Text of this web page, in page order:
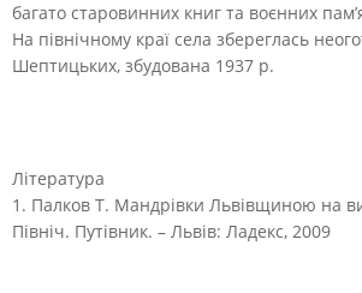
багато старовинних книг та воєнних
На північному краї села збереглась
Шептицьких, збудована 1937 р.
Література
1. Палков Т. Мандрівки Львівщиною на
Північ. Путівник. – Львів: Ладекс, 2009